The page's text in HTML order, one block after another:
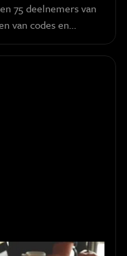
75 deelnemers van
van codes en